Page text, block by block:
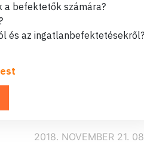
a befektetők számára?
és az ingatlanbefektetésekről?
2018. NOVEMBER 21.